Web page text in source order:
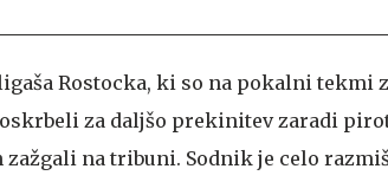
Rostocka, ki so na pokalni tekmi
za daljšo prekinitev zaradi
na tribuni. Sodnik je celo